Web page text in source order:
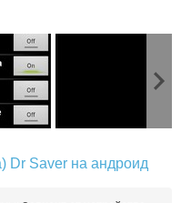
Dr Saver на андроид